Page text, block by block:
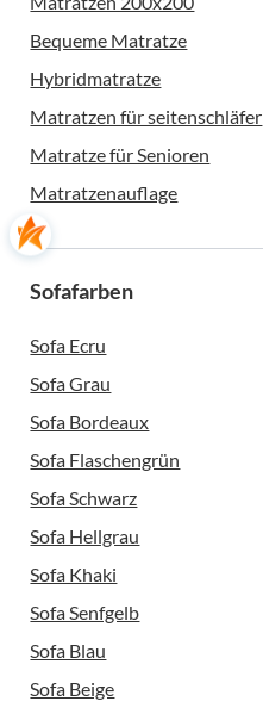
Bequeme Matratze
Hybridmatratze
Matratzen für seitenschläfer
Matratze für Senioren
Matratzenauflage
Sofafarben
Sofa Ecru
Sofa Grau
Sofa Bordeaux
Sofa Flaschengrün
Sofa Schwarz
Sofa Hellgrau
Sofa Khaki
Sofa Senfgelb
Sofa Blau
Sofa Beige